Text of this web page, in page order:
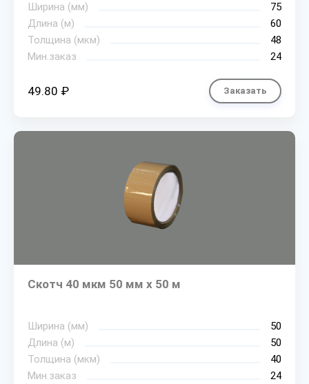
Ширина (мм)
75
Длина (м)
60
Толщина (мкм)
48
Мин.заказ
24
49.80 ₽ Заказать
Скотч 40 мкм 50 мм х 50 м
Ширина (мм)
50
Длина (м)
50
Толщина (мкм)
40
Мин.заказ
24